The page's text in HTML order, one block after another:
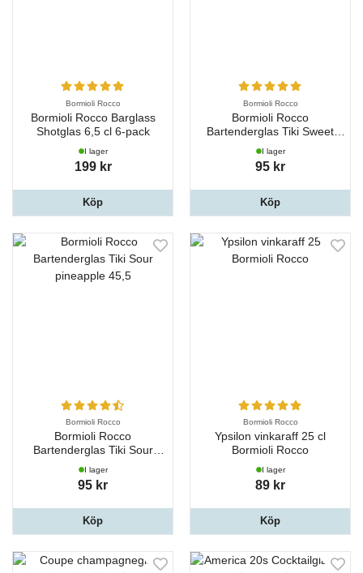
Bormioli Rocco
Bormioli Rocco Barglass
Shotglas 6,5 cl 6-pack
I lager
199 kr
Köp
Bormioli Rocco
Bormioli Rocco
Bartenderglas Tiki Sweet
I lager
95 kr
Köp
Bormioli Rocco
Bormioli Rocco
Bartenderglas Tiki Sour
pineapple 45,5
I lager
95 kr
Köp
Bormioli Rocco
Ypsilon vinkaraff 25 cl
Bormioli Rocco
I lager
89 kr
Köp